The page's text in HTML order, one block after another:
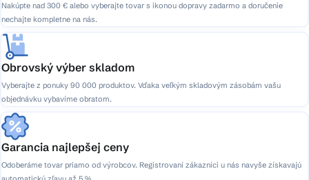
Nakúpte nad 300 € alebo vyberajte tovar s ikonou dopravy zadarmo a doručenie
nechajte kompletne na nás.
Obrovský výber skladom
Vyberajte z ponuky 90 000 produktov. Vďaka veľkým skladovým zásobám vašu
objednávku vybavíme obratom.
Garancia najlepšej ceny
Odoberáme tovar priamo od výrobcov. Registrovaní zákazníci u nás navyše získavajú